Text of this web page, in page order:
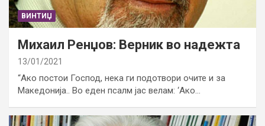
ВИНТИЏ
Михаил Ренџов: Верник во надежта
13/01/2021
“Ако постои Господ, нека ги подотвори очите и за
Македонија.. Во еден псалм јас велам: ‘Ако…